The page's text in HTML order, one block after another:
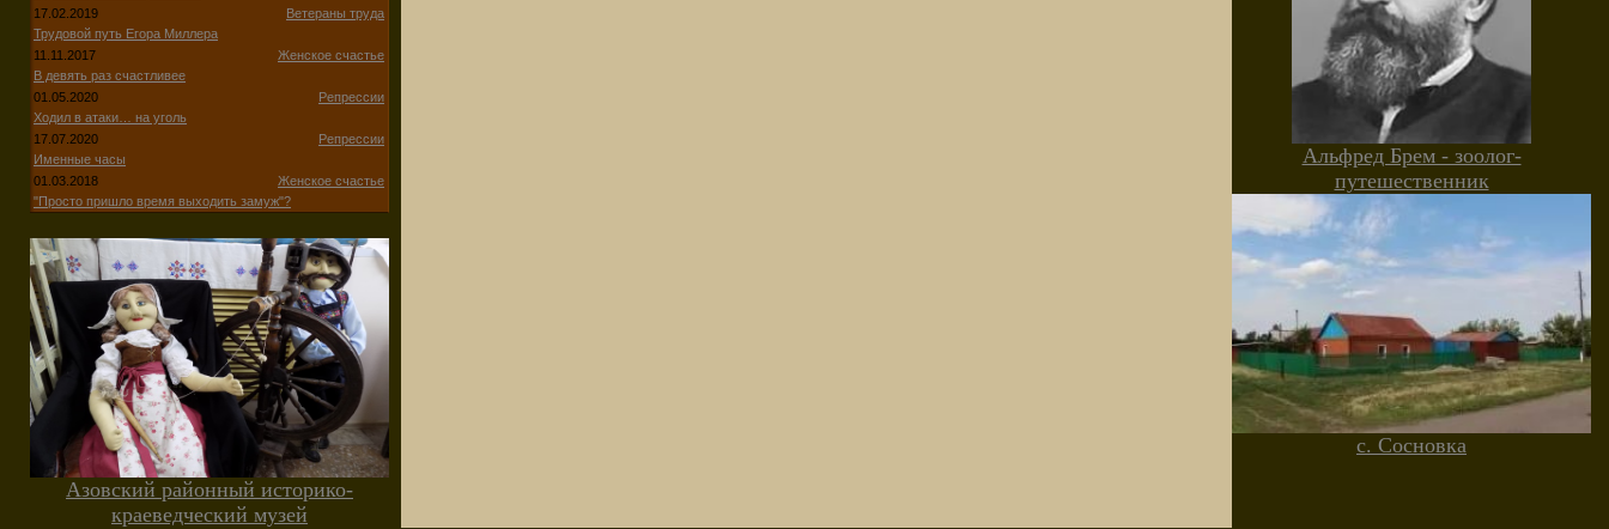
17.02.2019
Ветераны труда
Трудовой путь Егора Миллера
11.11.2017
Женское счастье
В девять раз счастливее
01.05.2020
Репрессии
Ходил в атаки… на уголь
17.07.2020
Репрессии
Именные часы
01.03.2018
Женское счастье
"Просто пришло время выходить замуж"?
Азовский районный историко-
краеведческий музей
Альфред Брем - зоолог-
путешественник
с. Сосновка